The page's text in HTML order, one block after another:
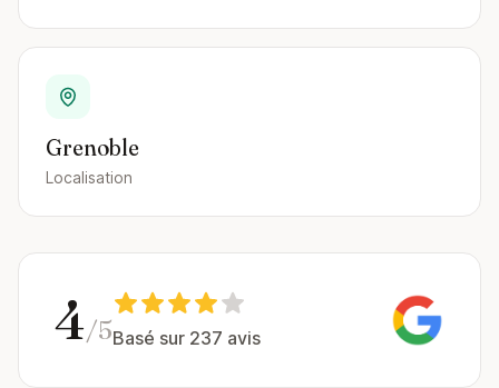
Grenoble
Localisation
4/5Basé sur 237 avis